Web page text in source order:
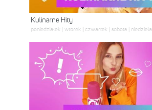
Kulinarne Hity
poniedziałek | wtorek | czwartek | sobota | niedziela